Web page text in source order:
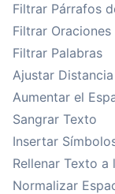
Filtrar Párrafos
Filtrar
Filtrar Palabras
Ajustar
Aumentar el
Sangrar Texto
Insertar
Rellenar Texto a
Normalizar